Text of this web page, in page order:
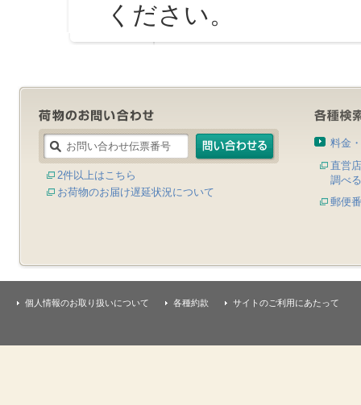
ください。
2件以上はこちら
お荷物のお届け遅延状況について
料金
直営
調べる
郵便
個人情報のお取り扱いについて 各種約款 サイトのご利用にあたって